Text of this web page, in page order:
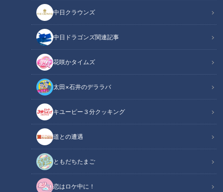
中日クラウンズ
中日ドラゴンズ関連記事
花咲かタイムズ
太田×石井のデララバ
キユーピー３分クッキング
道との遭遇
ともだちたまご
恋はロケ中に！
ほぼ岐阜・美濃市だけ愛されフード『末広堂美濃アイス』をいただきま
す！【チャント！】
この記事の画像